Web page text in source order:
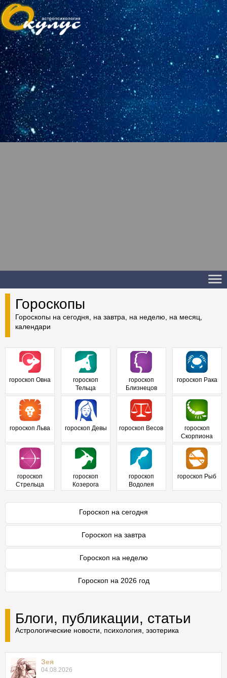
Гороскопы
Гороскопы на сегодня, на завтра, на неделю, на месяц,
календари
гороскоп Овна
гороскоп
Тельца
гороскоп
Близнецов
гороскоп Рака
гороскоп Льва гороскоп Девы гороскоп Весов
гороскоп
Скорпиона
гороскоп
Стрельца
гороскоп
Козерога
гороскоп
Водолея
гороскоп Рыб
Гороскоп на сегодня
Гороскоп на завтра
Гороскоп на неделю
Гороскоп на 2026 год
Блоги, публикации, статьи
Астрологические новости, психология, эзотерика
Зея
04.08.2026